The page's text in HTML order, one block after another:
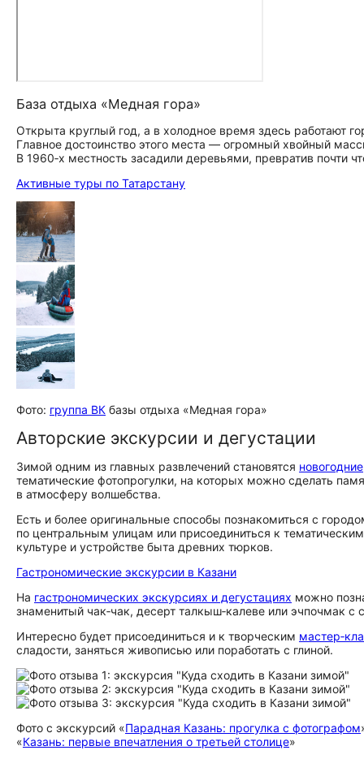
База отдыха «Медная гора»
Открыта круглый год, а в холодное время здесь работают
Главное достоинство этого места — огромный хвойный
В 1960‑х местность засадили деревьями, превратив почти
Активные туры по Татарстану
Фото: группа ВК базы отдыха «Медная гора»
Авторские экскурсии и дегустации
Зимой одним из главных развлечений становятся новогодние
тематические фотопрогулки, на которых можно сделать
в атмосферу волшебства.
Есть и более оригинальные способы познакомиться с
по центральным улицам или присоединиться к
культуре и устройстве быта древних тюрков.
Гастрономические экскурсии в Казани
На гастрономических экскурсиях и дегустациях можно
знаменитый чак‑чак, десерт талкыш‑калеве или эчпочмак
Интересно будет присоединиться и к творческим
сладости, заняться живописью или поработать с глиной.
Фото с экскурсий «Парадная Казань: прогулка с фотографом
«Казань: первые впечатления о третьей столице»